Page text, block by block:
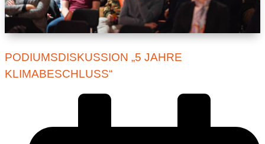
PODIUMSDISKUSSION „5 JAHRE
KLIMABESCHLUSS“